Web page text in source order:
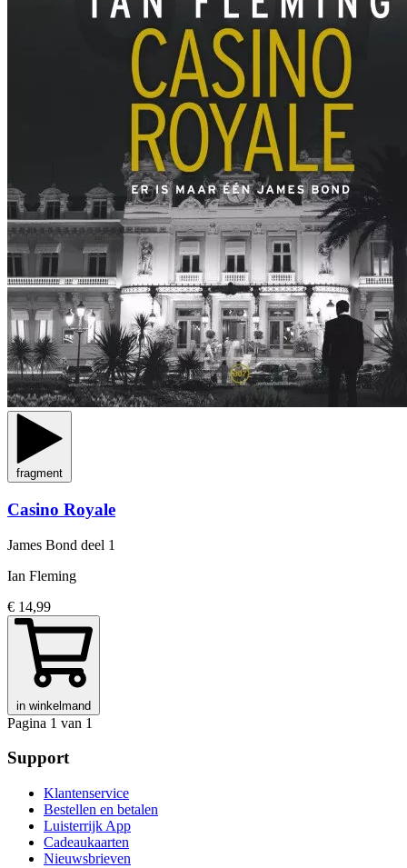
fragment
Casino Royale
James Bond deel 1
Ian Fleming
€ 14,99
in winkelmand
Pagina 1 van 1
Support
Klantenservice
Bestellen en betalen
Luisterrijk App
Cadeaukaarten
Nieuwsbrieven